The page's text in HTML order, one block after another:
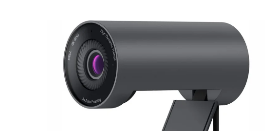
TV un
Globāls iestatījums animāciju aktivizēšanai vai deaktivizēšanai visā lapā.
WB5023